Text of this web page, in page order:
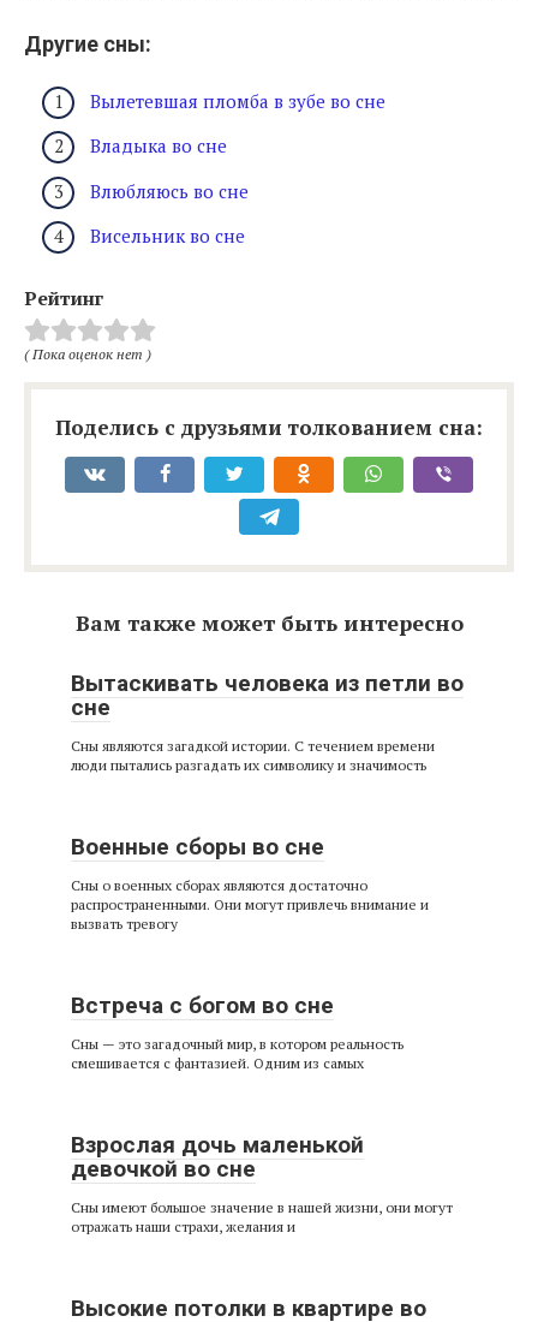
Другие сны:
Вылетевшая пломба в зубе во сне
Владыка во сне
Влюбляюсь во сне
Висельник во сне
Рейтинг
( Пока оценок нет )
Поделись с друзьями толкованием сна:
Вам также может быть интересно
Вытаскивать человека из петли во
сне
Сны являются загадкой истории. С течением времени
люди пытались разгадать их символику и значимость
Военные сборы во сне
Сны о военных сборах являются достаточно
распространенными. Они могут привлечь внимание и
вызвать тревогу
Встреча с богом во сне
Сны — это загадочный мир, в котором реальность
смешивается с фантазией. Одним из самых
Взрослая дочь маленькой
девочкой во сне
Сны имеют большое значение в нашей жизни, они могут
отражать наши страхи, желания и
Высокие потолки в квартире во